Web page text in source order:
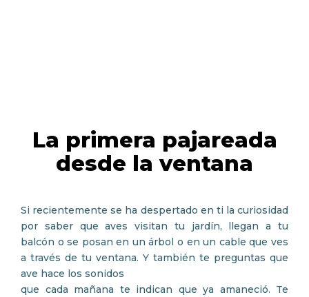
La primera pajareada
desde la ventana
Si recientemente se ha despertado en ti la curiosidad
por saber que aves visitan tu jardín, llegan a tu
balcón o se posan en un árbol o en un cable que ves
a través de tu ventana. Y también te preguntas que
ave hace los sonidos
que cada mañana te indican que ya amaneció. Te